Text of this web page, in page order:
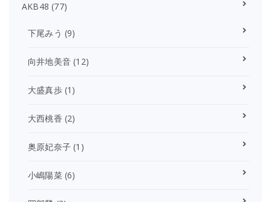
AKB48 (77)
下尾みう (9)
向井地美音 (12)
大盛真歩(1)
大西桃香 (2)
奥原妃奈子 (1)
小嶋陽菜(6)